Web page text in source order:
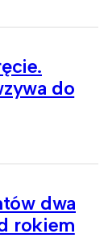
do
dwa
rokiem